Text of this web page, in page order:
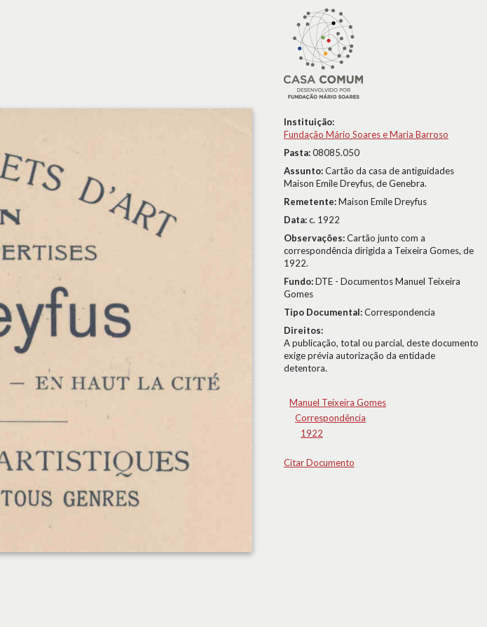
Instituição:
Fundação Mário Soares e Maria Barroso
Pasta:08085.050
Assunto:Cartão da casa de antiguidades
Maison Emile Dreyfus, de Genebra.
Remetente:Maison Emile Dreyfus
Data:c. 1922
Observações:Cartão junto com a
correspondência dirigida a Teixeira Gomes, de
1922.
Fundo:DTE - Documentos Manuel Teixeira
Gomes
Tipo Documental:Correspondencia
Direitos:
A publicação, total ou parcial, deste documento
exige prévia autorização da entidade
detentora.
Manuel Teixeira Gomes
Correspondência
1922
Citar Documento